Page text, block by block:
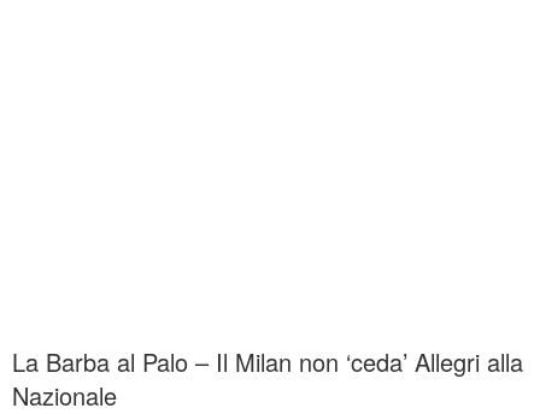
La Barba al Palo – Il Milan non ‘ceda’ Allegri alla
Nazionale